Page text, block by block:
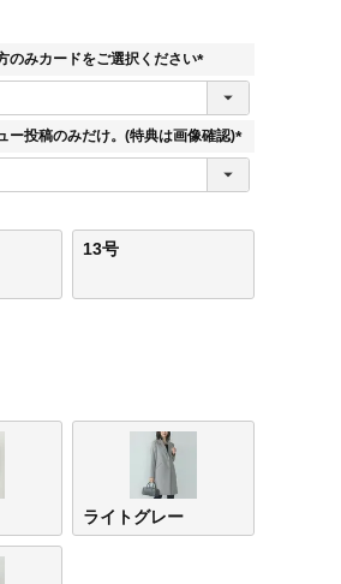
のみカードをご選択ください
(
須
投稿のみだけ。(特典は画像確認)
(
)
13号
ライトグレー